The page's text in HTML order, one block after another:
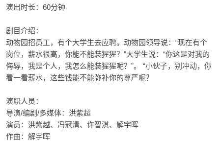
演出时长：60分钟
剧目介绍：
动物园招员工，有个大学生去应聘。动物园领导说：“现在有个
岗位，薪水很高，你能不能装猩猩？”大学生说：“你这是对我的
侮辱，我是个人，我怎么能装猩猩呢？”。 “小伙子，别冲动，你
看一看薪水，这些钱能不能弥补你的尊严呢？
演职人员：
导演/编剧/多媒体：洪紫超
演员：洪紫越、冯冠清、许智淇、解宇晖
作曲：解宇晖